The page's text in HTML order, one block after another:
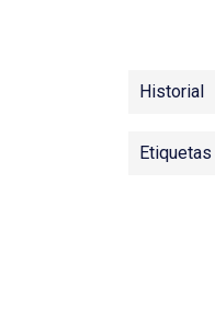
Historial
Etiquetas